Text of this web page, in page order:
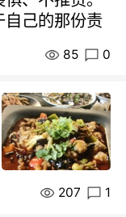
自己的那份责
85 0
207 1